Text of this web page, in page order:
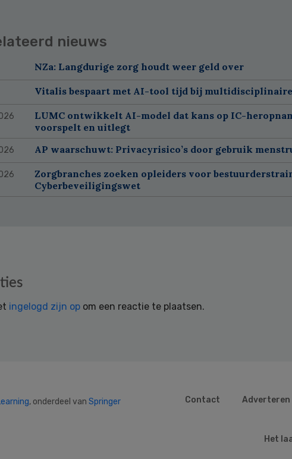
nieuws
NZa: Langdurige zorg houdt weer geld over
Vitalis bespaart met AI-tool tijd bij
LUMC ontwikkelt AI-model dat kans op IC-
voorspelt en uitlegt
AP waarschuwt: Privacyrisico’s door gebruik
Zorgbranches zoeken opleiders voor
Cyberbeveiligingswet
ingelogd zijn op om een reactie te plaatsen.
, onderdeel van Springer
Contact Adverteren
Het